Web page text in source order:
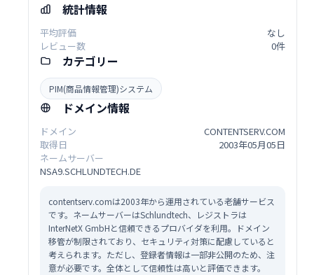
統計情報
平均評価
なし
レビュー数
0件
カテゴリー
PIM(商品情報管理)システム
ドメイン情報
ドメイン
CONTENTSERV.COM
取得日
2003年05月05日
ネームサーバー
NSA9.SCHLUNDTECH.DE
contentserv.comは2003年から運用されている老舗サービス
です。ネームサーバーはSchlundtech、レジストラは
InterNetX GmbHと信頼できるプロバイダを利用。ドメイン
移管が制限されており、セキュリティ対策に配慮していると
考えられます。ただし、登録者情報は一部非公開のため、注
意が必要です。全体として信頼性は高いと評価できます。